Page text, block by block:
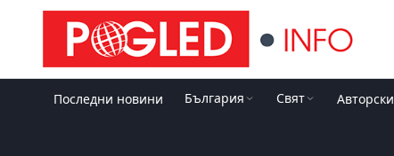
Последни новини България Свят Авторски